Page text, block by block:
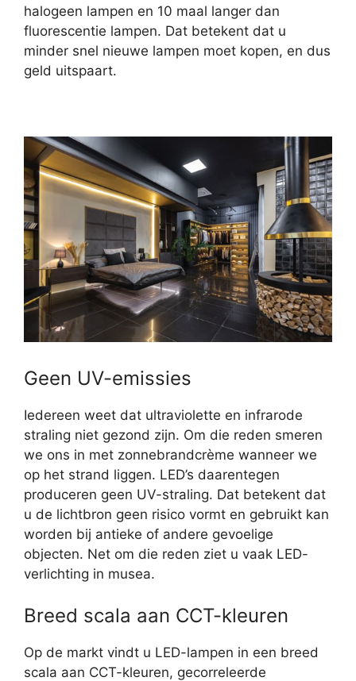
halogeen lampen en 10 maal langer dan
fluorescentie lampen. Dat betekent dat u
minder snel nieuwe lampen moet kopen, en dus
geld uitspaart.
Geen UV-emissies
Iedereen weet dat ultraviolette en infrarode
straling niet gezond zijn. Om die reden smeren
we ons in met zonnebrandcrème wanneer we
op het strand liggen. LED’s daarentegen
produceren geen UV-straling. Dat betekent dat
u de lichtbron geen risico vormt en gebruikt kan
worden bij antieke of andere gevoelige
objecten. Net om die reden ziet u vaak LED-
verlichting in musea.
Breed scala aan CCT-kleuren
Op de markt vindt u LED-lampen in een breed
scala aan CCT-kleuren, gecorreleerde